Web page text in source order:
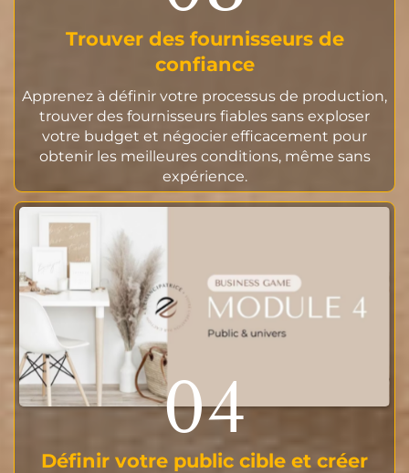
Trouver des fournisseurs de
confiance
Apprenez à définir votre processus de production,
trouver des fournisseurs fiables sans exploser
votre budget et négocier efficacement pour
obtenir les meilleures conditions, même sans
expérience.
04
Définir votre public cible et créer